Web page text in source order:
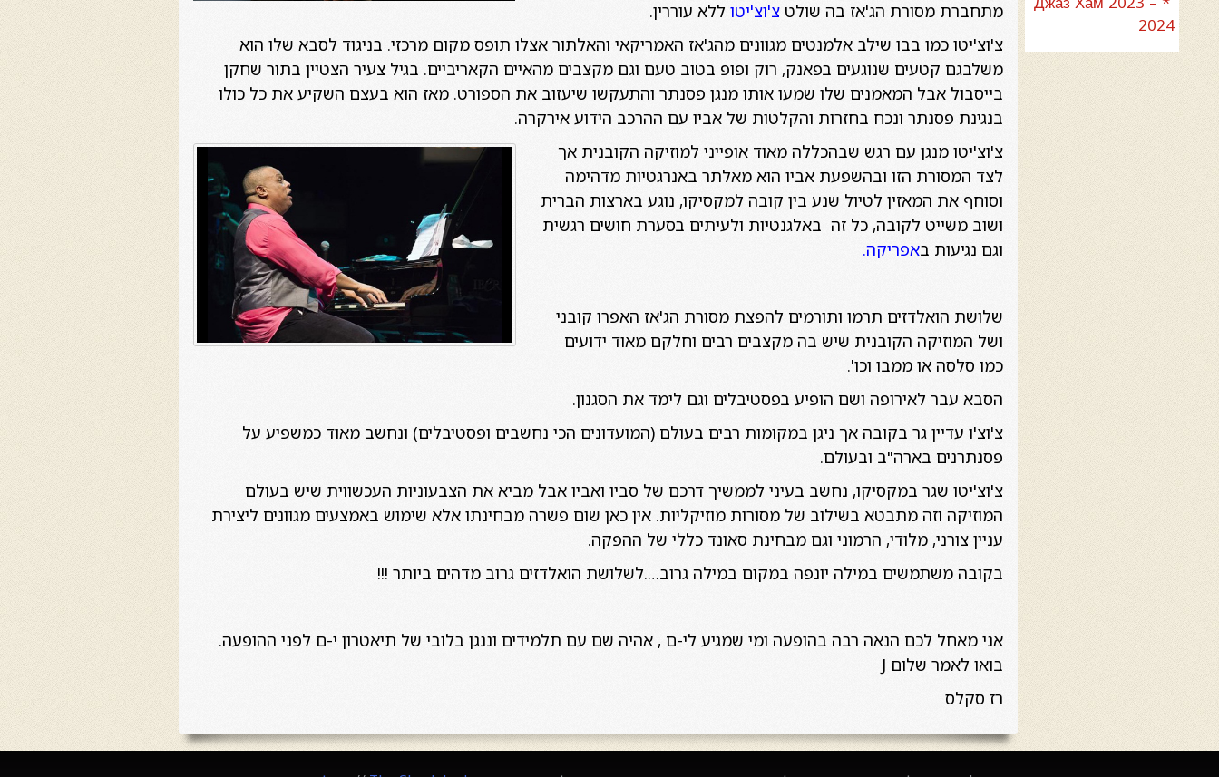
2024
מתחברת מסורת הג'אז בה שולט צ'וצ'יטו ללא עוררין.
צ'וצ'יטו כמו בבו שילב אלמנטים מגוונים מהג'אז האמריקאי והאלתור אצלו תופס מקום מרכזי. בניגוד לסבא שלו הוא
משלבגם קטעים שנוגעים בפאנק, רוק ופופ בטוב טעם וגם מקצבים מהאיים הקאריביים. בגיל צעיר הצטיין בתור שחקן
בייסבול אבל המאמנים שלו שמעו אותו מנגן פסנתר והתעקשו שיעזוב את הספורט. מאז הוא בעצם השקיע את כל כולו
בנגינת פסנתר ונכח בחזרות והקלטות של אביו עם ההרכב הידוע אירקרה.
צ'וצ'יטו מנגן עם רגש שבהכללה מאוד אופייני למוזיקה הקובנית אך
לצד המסורת הזו ובהשפעת אביו הוא מאלתר באנרגטיות מדהימה
וסוחף את המאזין לטיול שנע בין קובה למקסיקו, נוגע בארצות הברית
ושוב משייט לקובה, כל זה באלגנטיות ולעיתים בסערת חושים רגשית
וגם נגיעות באפריקה.
שלושת הואלדזים תרמו ותורמים להפצת מסורת הג'אז האפרו קובני
ושל המוזיקה הקובנית שיש בה מקצבים רבים וחלקם מאוד ידועים
כמו סלסה או ממבו וכו'.
הסבא עבר לאירופה ושם הופיע בפסטיבלים וגם לימד את הסגנון.
צ'וצ'ו עדיין גר בקובה אך ניגן במקומות רבים בעולם (המועדונים הכי נחשבים ופסטיבלים) ונחשב מאוד כמשפיע על
פסנתרנים בארה"ב ובעולם.
צ'וצ'יטו שגר במקסיקו, נחשב בעיני לממשיך דרכם של סביו ואביו אבל מביא את הצבעוניות העכשווית שיש בעולם
המוזיקה וזה מתבטא בשילוב של מסורות מוזיקליות. אין כאן שום פשרה מבחינתו אלא שימוש באמצעים מגוונים ליצירת
עניין צורני, מלודי, הרמוני וגם מבחינת סאונד כללי של ההפקה.
בקובה משתמשים במילה יונפה במקום במילה גרוב….לשלושת הואלדזים גרוב מדהים ביותר !!!
אני מאחל לכם הנאה רבה בהופעה ומי שמגיע לי-ם , אהיה שם עם תלמידים וננגן בלובי של תיאטרון י-ם לפני ההופעה.
בואו לאמר שלום J
רז סקלס